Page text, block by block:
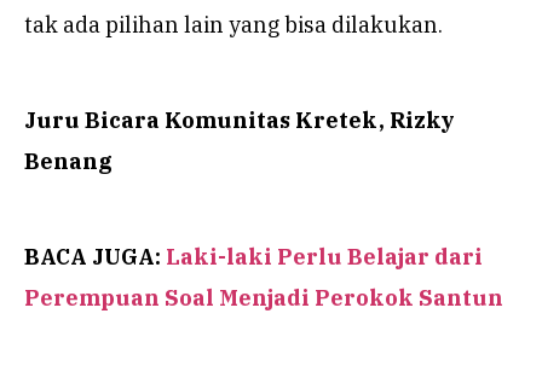
tak ada pilihan lain yang bisa dilakukan.
Juru Bicara Komunitas Kretek, Rizky
Benang
BACA JUGA: Laki-laki Perlu Belajar dari
Perempuan Soal Menjadi Perokok Santun